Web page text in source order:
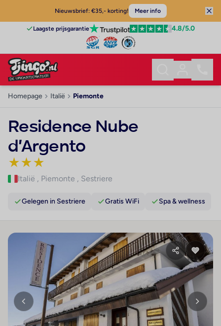
Nieuwsbrief: €35,- korting! Meer info
Laagste prijsgarantie 4.8/5.0
Homepage Italië Piemonte
Residence Nube
d'Argento
★★★
Italië , Piemonte , Sestriere
Gelegen in Sestriere Gratis WiFi Spa & wellness